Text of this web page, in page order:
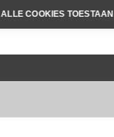
ALLE COOKIES TOESTAAN